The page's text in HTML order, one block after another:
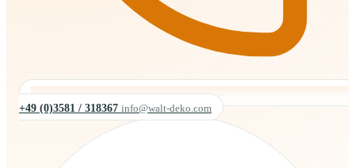
+49 (0)3581 / 318367 info@walt-deko.com